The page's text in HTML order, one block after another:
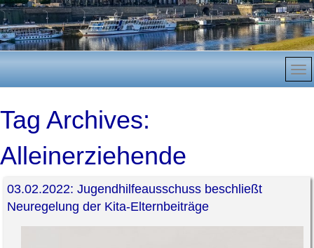
Tag Archives:
Alleinerziehende
03.02.2022: Jugendhilfeausschuss beschließt
Neuregelung der Kita-Elternbeiträge